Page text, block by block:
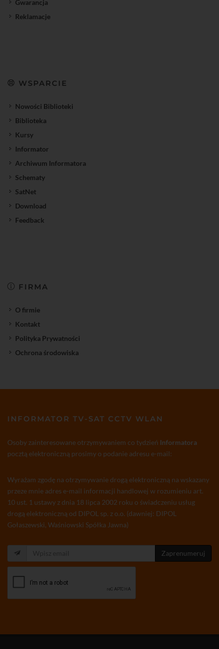
Gwarancja
Reklamacje
WSPARCIE
Nowości Biblioteki
Biblioteka
Kursy
Informator
Archiwum Informatora
Schematy
SatNet
Download
Feedback
FIRMA
O firmie
Kontakt
Polityka Prywatności
Ochrona środowiska
INFORMATOR TV-SAT CCTV WLAN
Osoby zainteresowane otrzymywaniem co tydzień Informatora
pocztą elektroniczną prosimy o podanie adresu e-mail:
Wyrażam zgodę na otrzymywanie drogą elektroniczną na wskazany
przeze mnie adres e-mail informacji handlowej w rozumieniu art.
10 ust. 1 ustawy z dnia 18 lipca 2002 roku o świadczeniu usług
drogą elektroniczną od DIPOL sp. z o.o. (dawniej: DIPOL
Gołaszewski, Waśniowski Spółka Jawna)
Zaprenumeruj